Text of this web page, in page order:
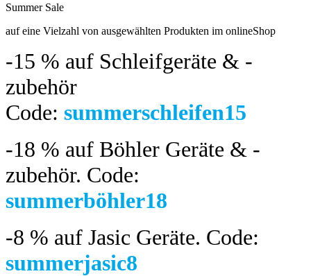
Summer Sale
auf eine Vielzahl von ausgewählten Produkten im onlineShop
-15 % auf Schleifgeräte & -
zubehör
Code: summerschleifen15
-18 % auf Böhler Geräte & -
zubehör. Code:
summerböhler18
-8 % auf Jasic Geräte. Code:
summerjasic8